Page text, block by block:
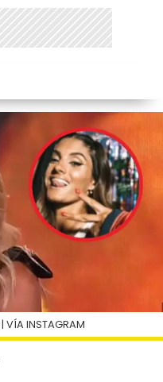
| VÍA INSTAGRAM